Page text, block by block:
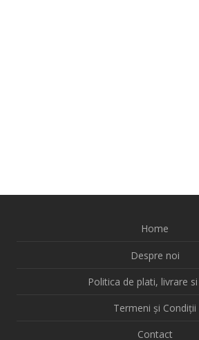
Home
Despre noi
Politica de plati, livrare
Termeni și Condiții
Contact